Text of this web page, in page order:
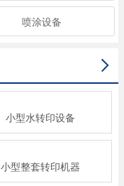
喷涂设备

小型水转印设备
小型整套转印机器